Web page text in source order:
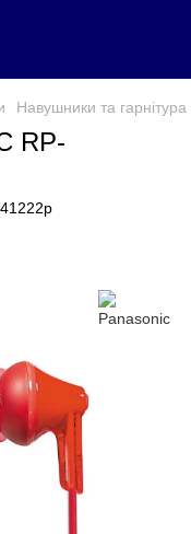
Навушники та гарнітура
RP-